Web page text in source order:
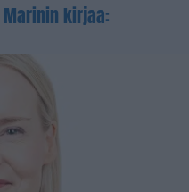
kirjaa: